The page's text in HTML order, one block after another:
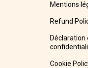
Mentions
Refund
Déclaration
Cookie